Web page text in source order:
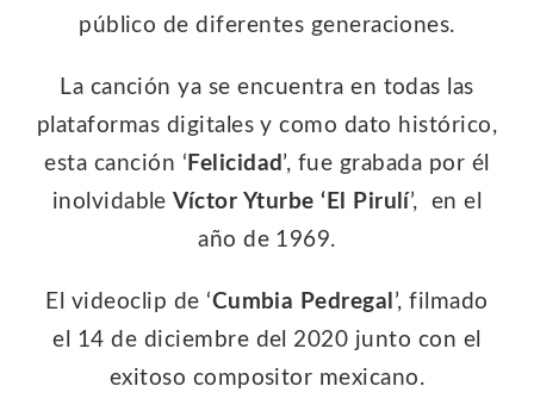
público de diferentes generaciones.
La canción ya se encuentra en todas las
plataformas digitales y como dato histórico,
esta canción ‘ Felicidad ’, fue grabada por él
inolvidableVíctor Yturbe ‘El Pirulí’, en el
año de 1969.
El videoclip de ‘Cumbia Pedregal ’, filmado
el 14 de diciembre del 2020 junto con el
exitoso compositor mexicano.